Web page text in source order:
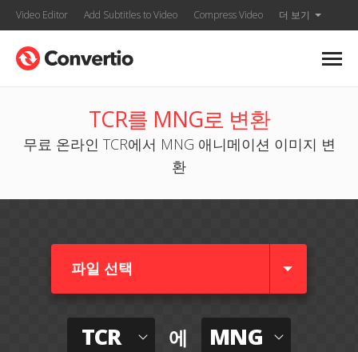
Video Editor Add Subtitles to Video Compress Video 더 보기
TCR를 MNG로 변환
무료 온라인 TCR에서 MNG 애니메이션 이미지 변
환
파일 선택
TCR 에 MNG